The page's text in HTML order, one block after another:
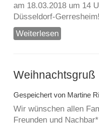
am 18.03.2018 um 14
Düsseldorf-
Weiterlesen
Weihnachtsgruß
Gespeichert von Martine
Wir wünschen allen
Freunden und